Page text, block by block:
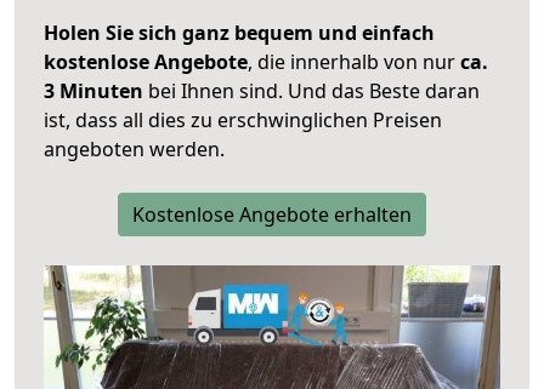
Holen Sie sich ganz bequem und einfach
kostenlose Angebote, die innerhalb von nurca.
3 Minuten bei Ihnen sind. Und das Beste daran
ist, dass all dies zu erschwinglichen Preisen
angeboten werden.
Kostenlose Angebote erhalten